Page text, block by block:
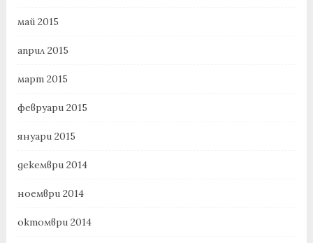
май 2015
април 2015
март 2015
февруари 2015
януари 2015
декември 2014
ноември 2014
октомври 2014